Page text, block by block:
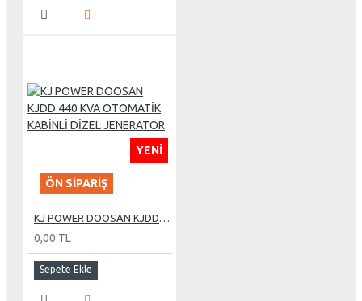
YENI
ÖN SIPARIŞ
KJ POWER DOOSAN KJDD 440 KVA OTOMATİK KABİNLİ DİZEL JENERATÖR
0,00 TL
Sepete Ekle